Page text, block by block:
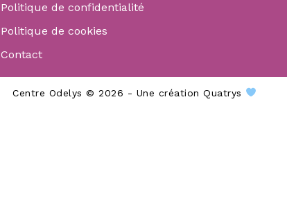
Politique de confidentialité
Politique de cookies
Contact
Centre Odelys © 2026 - Une création Quatrys